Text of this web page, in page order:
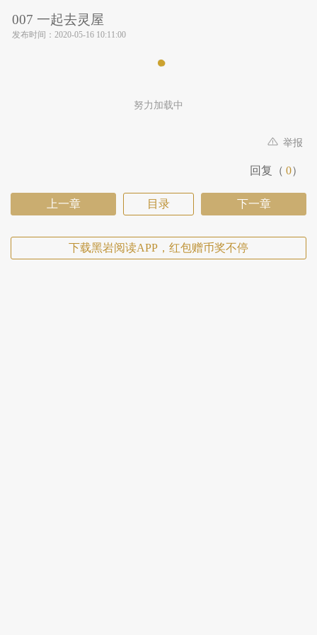
007 一起去灵屋
发布时间： 2020-05-16 10:11:00
努力加载中
举报
回复（ 0）
上一章 目录 下一章
下载黑岩阅读APP，红包赠币奖不停